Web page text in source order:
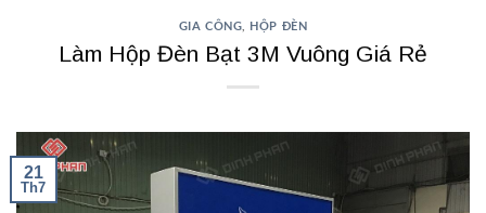
GIA CÔNG HỘP ĐÈN
Làm Hộp Đèn Bạt 3M Vuông Giá Rẻ
21
Th7